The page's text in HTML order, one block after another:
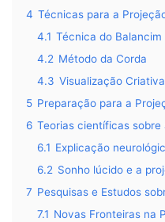
4 Técnicas para a
4.1 Técnica do Balancim
4.2 Método da Corda
4.3 Visualização Criativa
5 Preparação para a
6 Teorias científicas
6.1 Explicação
6.2 Sonho lúcido e a
7 Pesquisas e Estudos
7.1 Novas Fronteiras na